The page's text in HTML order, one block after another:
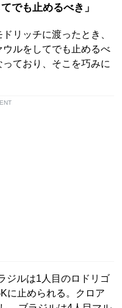
でも止めるべき」
リッチに渡ったとき、
ルをしてでも止めるべ
ており、そこを巧みに
ジルは1人目のロドリゴ
に止められる。クロア